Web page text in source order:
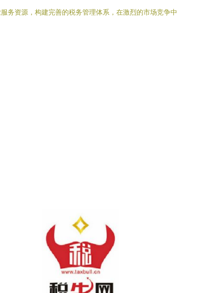
务资源，构建完善的税务管理体系，在激烈的市场竞争中